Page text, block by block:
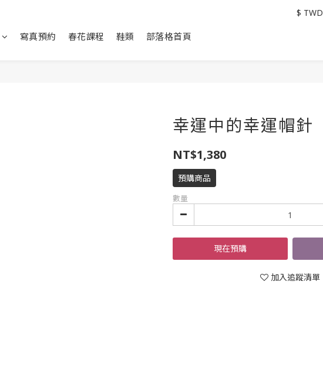
寫真預約 春花課程 鞋類 部落格首頁
$ TWD
幸運中的幸運帽針
NT$1,380
預購商品
數量
現在預購
加入追蹤清單